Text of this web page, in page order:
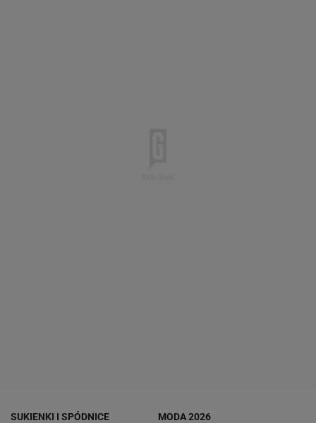
SUKIENKI I SPÓDNICE MODA 2026